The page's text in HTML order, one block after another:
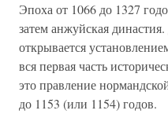
Эпоха от 1066 до 1327
затем анжуйская
открывается
вся первая часть
это правление
до 1153 (или 1154) годов.